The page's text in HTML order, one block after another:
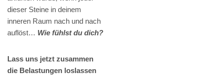
dieser Steine in deinem
inneren Raum nach und nach
auflöst… Wie fühlst du dich?
Lass uns jetzt zusammen
die Belastungen loslassen